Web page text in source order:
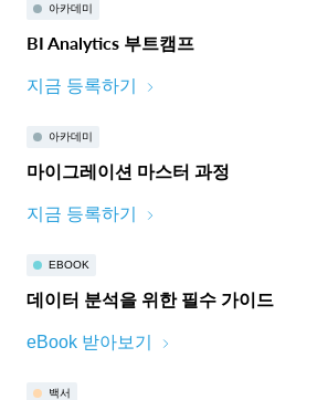
아카데미
BI Analytics 부트캠프
지금 등록하기
아카데미
마이그레이션 마스터 과정
지금 등록하기
EBOOK
데이터 분석을 위한 필수 가이드
eBook 받아보기
백서